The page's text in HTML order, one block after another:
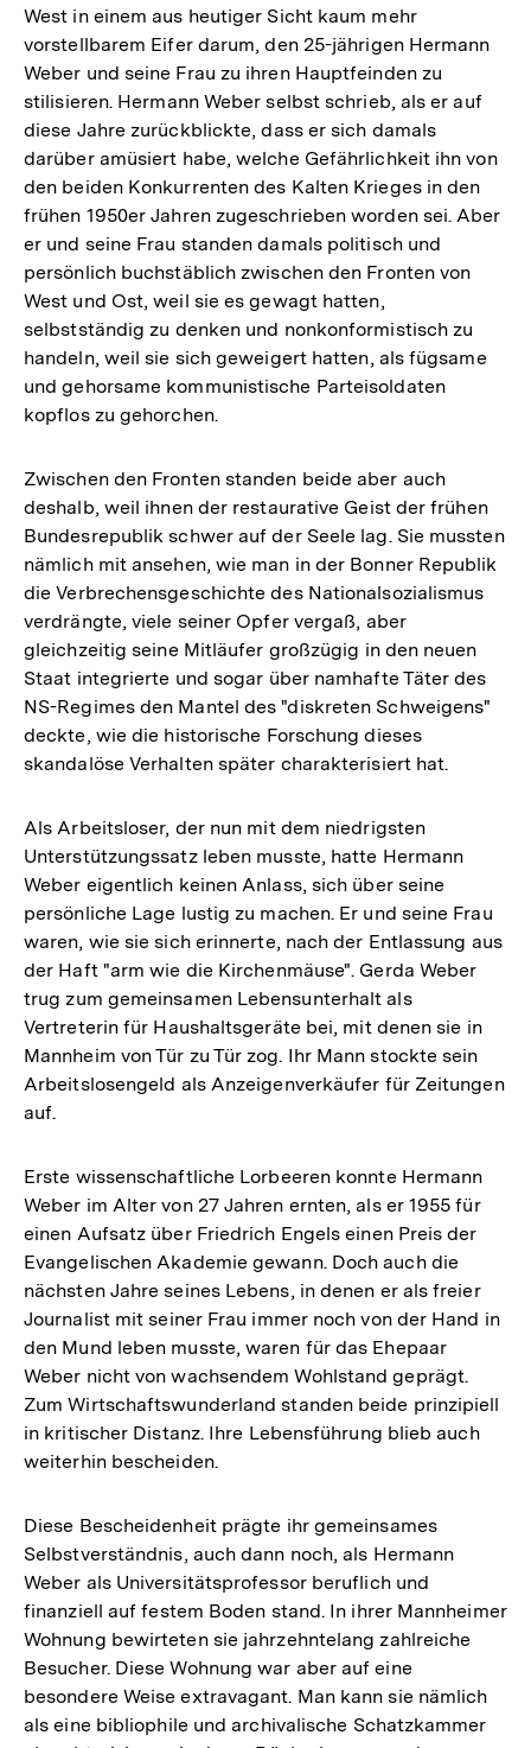
West in einem aus heutiger Sicht kaum mehr
vorstellbarem Eifer darum, den 25-jährigen Hermann
Weber und seine Frau zu ihren Hauptfeinden zu
stilisieren. Hermann Weber selbst schrieb, als er auf
diese Jahre zurückblickte, dass er sich damals
darüber amüsiert habe, welche Gefährlichkeit ihn von
den beiden Konkurrenten des Kalten Krieges in den
frühen 1950er Jahren zugeschrieben worden sei. Aber
er und seine Frau standen damals politisch und
persönlich buchstäblich zwischen den Fronten von
West und Ost, weil sie es gewagt hatten,
selbstständig zu denken und nonkonformistisch zu
handeln, weil sie sich geweigert hatten, als fügsame
und gehorsame kommunistische Parteisoldaten
kopflos zu gehorchen.
Zwischen den Fronten standen beide aber auch
deshalb, weil ihnen der restaurative Geist der frühen
Bundesrepublik schwer auf der Seele lag. Sie mussten
nämlich mit ansehen, wie man in der Bonner Republik
die Verbrechensgeschichte des Nationalsozialismus
verdrängte, viele seiner Opfer vergaß, aber
gleichzeitig seine Mitläufer großzügig in den neuen
Staat integrierte und sogar über namhafte Täter des
NS-Regimes den Mantel des "diskreten Schweigens"
deckte, wie die historische Forschung dieses
skandalöse Verhalten später charakterisiert hat.
Als Arbeitsloser, der nun mit dem niedrigsten
Unterstützungssatz leben musste, hatte Hermann
Weber eigentlich keinen Anlass, sich über seine
persönliche Lage lustig zu machen. Er und seine Frau
waren, wie sie sich erinnerte, nach der Entlassung aus
der Haft "arm wie die Kirchenmäuse". Gerda Weber
trug zum gemeinsamen Lebensunterhalt als
Vertreterin für Haushaltsgeräte bei, mit denen sie in
Mannheim von Tür zu Tür zog. Ihr Mann stockte sein
Arbeitslosengeld als Anzeigenverkäufer für Zeitungen
auf.
Erste wissenschaftliche Lorbeeren konnte Hermann
Weber im Alter von 27 Jahren ernten, als er 1955 für
einen Aufsatz über Friedrich Engels einen Preis der
Evangelischen Akademie gewann. Doch auch die
nächsten Jahre seines Lebens, in denen er als freier
Journalist mit seiner Frau immer noch von der Hand in
den Mund leben musste, waren für das Ehepaar
Weber nicht von wachsendem Wohlstand geprägt.
Zum Wirtschaftswunderland standen beide prinzipiell
in kritischer Distanz. Ihre Lebensführung blieb auch
weiterhin bescheiden.
Diese Bescheidenheit prägte ihr gemeinsames
Selbstverständnis, auch dann noch, als Hermann
Weber als Universitätsprofessor beruflich und
finanziell auf festem Boden stand. In ihrer Mannheimer
Wohnung bewirteten sie jahrzehntelang zahlreiche
Besucher. Diese Wohnung war aber auf eine
besondere Weise extravagant. Man kann sie nämlich
als eine bibliophile und archivalische Schatzkammer